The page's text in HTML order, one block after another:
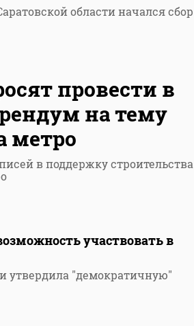
области начался сбор
провести в
на тему
метро
в поддержку строительства
участвовать в
утвердила "демократичную"